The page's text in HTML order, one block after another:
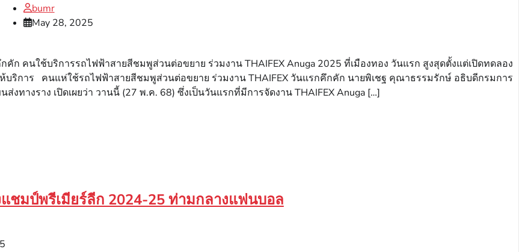
bumr
May 28, 2025
คัก คนใช้บริการรถไฟฟ้าสายสีชมพูส่วนต่อขยาย ร่วมงาน THAIFEX Anuga 2025 ที่เมืองทอง วันแรก สูงสุดตั้งแต่เปิดทดลอง
บริการ คนแห่ใช้รถไฟฟ้าสายสีชมพูส่วนต่อขยาย ร่วมงาน THAIFEX วันแรกคึกคัก นายพิเชฐ คุณาธรรมรักษ์ อธิบดีกรมการ
ส่งทางราง เปิดเผยว่า วานนี้ (27 พ.ค. 68) ซึ่งเป็นวันแรกที่มีการจัดงาน THAIFEX Anuga […]
ชมป์พรีเมียร์ลีก 2024-25 ท่ามกลางแฟนบอล